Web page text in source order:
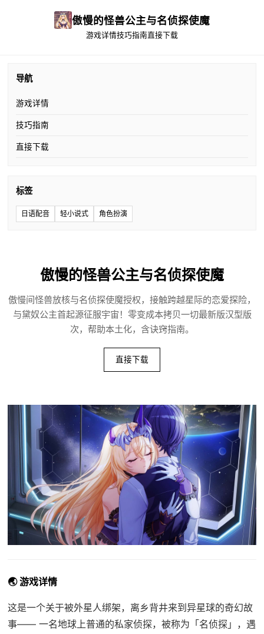
傲慢的怪兽公主与名侦探使魔
游戏详情技巧指南直接下载
导航
游戏详情
技巧指南
直接下载
标签
日语配音 轻小说式 角色扮演
傲慢的怪兽公主与名侦探使魔
傲慢间怪兽放核与名侦探使魔授权，接触跨越星际的恋爱探险，
与黛奴公主首起源征服宇宙！零变成本拷贝一切最新版汉型版
次，帮助本土化，含诀窍指南。
直接下载
🌏 游戏详情
这是一个关于被外星人绑架，离乡背井来到异星球的奇幻故
事—— 一名地球上普通的私家侦探，被称为「名侦探」，遇